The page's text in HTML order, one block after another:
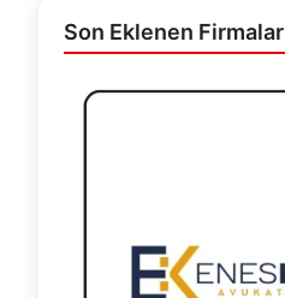
Son Eklenen Firmalar